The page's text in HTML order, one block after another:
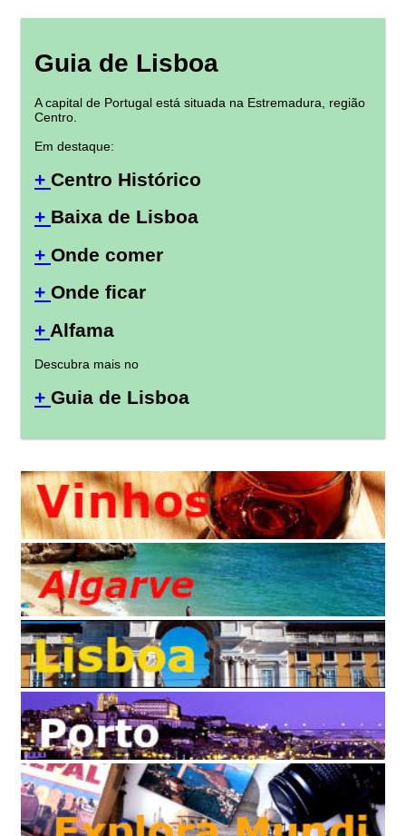
Guia de Lisboa
A capital de Portugal está situada na Estremadura, região
Centro.
Em destaque:
+ Centro Histórico
+ Baixa de Lisboa
+ Onde comer
+ Onde ficar
+ Alfama
Descubra mais no
+ Guia de Lisboa